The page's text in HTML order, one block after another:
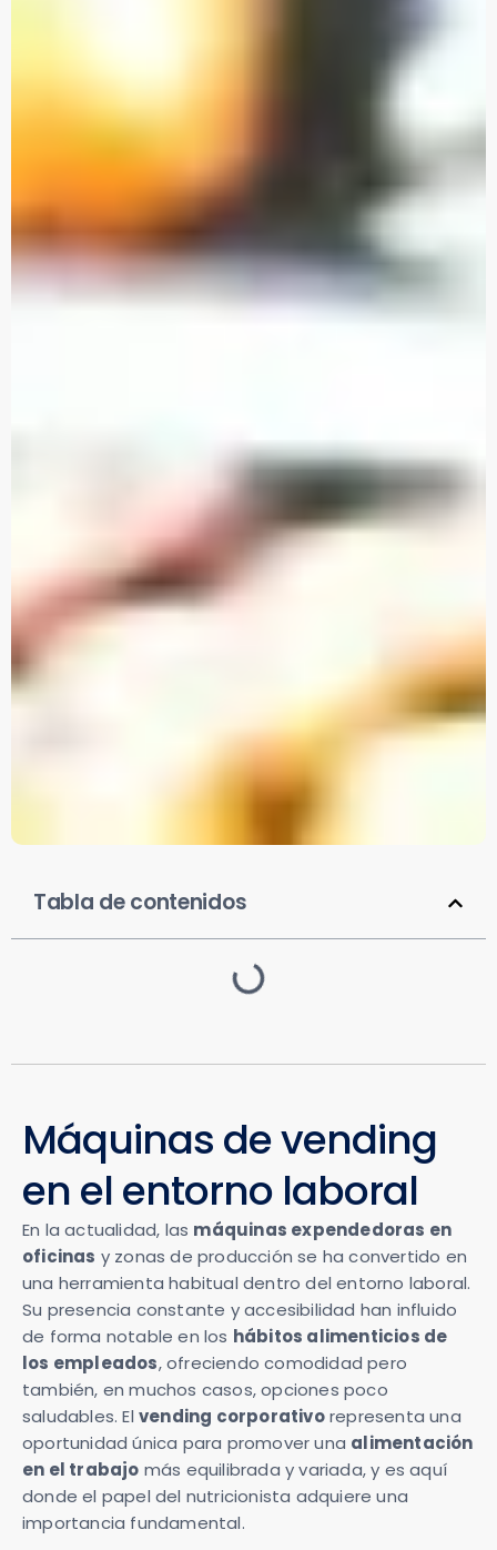
Tabla de contenidos
Máquinas de vending
en el entorno laboral
En la actualidad, las máquinas expendedoras en
oficinas y zonas de producción se ha convertido en
una herramienta habitual dentro del entorno laboral.
Su presencia constante y accesibilidad han influido
de forma notable en los hábitos alimenticios de
los empleados, ofreciendo comodidad pero
también, en muchos casos, opciones poco
saludables. El vending corporativorepresenta una
oportunidad única para promover una alimentación
en el trabajo más equilibrada y variada, y es aquí
donde el papel del nutricionista adquiere una
importancia fundamental.